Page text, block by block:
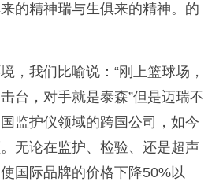
的精神瑞与生俱来的精神。的
，我们比喻说：“刚上篮球场，
台，对手就是泰森”但是迈瑞不
监护仪领域的跨国公司，如今
无论在监护、检验、还是超声
国际品牌的价格下降50%以